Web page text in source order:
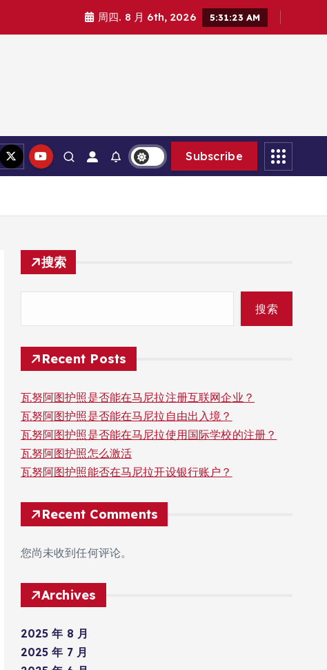
周四. 8 月 6th, 2026 5:31:25 AM
Subscribe
搜索
搜索
Recent Posts
瓦努阿图护照是否能在马尼拉注册互联网企业？
瓦努阿图护照是否能在马尼拉自由出入境？
瓦努阿图护照是否能在马尼拉使用国际学校的注册？
瓦努阿图护照怎么激活
瓦努阿图护照能否在马尼拉开设银行账户？
Recent Comments
您尚未收到任何评论。
Archives
2025 年 8 月
2025 年 7 月